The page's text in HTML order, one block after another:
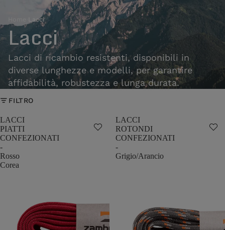
Lacci
Lacci
Lacci di ricambio resistenti, disponibili in
diverse lunghezze e modelli, per garantire
affidabilità, robustezza e lunga durata.
FILTRO
LACCI
PIATTI
CONFEZIONATI
-
Rosso
Corea
LACCI
ROTONDI
CONFEZIONATI
-
Grigio/Arancio